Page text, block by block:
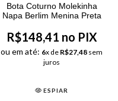
Bota Coturno Molekinha
Napa Berlim Menina Preta
R$148,41 no PIX
ou em até: 6x de R$27,48 sem
juros
ESPIAR